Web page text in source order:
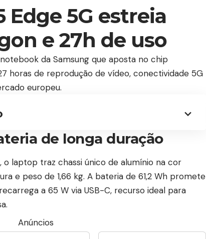
Edge 5G estreia
e 27h de uso
da Samsung que aposta no chip
horas de reprodução de vídeo, conectividade 5G
europeu.
de longa duração
laptop traz chassi único de alumínio na cor
e peso de 1,66 kg. A bateria de 61,2 Wh promete
a 65 W via USB-C, recurso ideal para
Anúncios